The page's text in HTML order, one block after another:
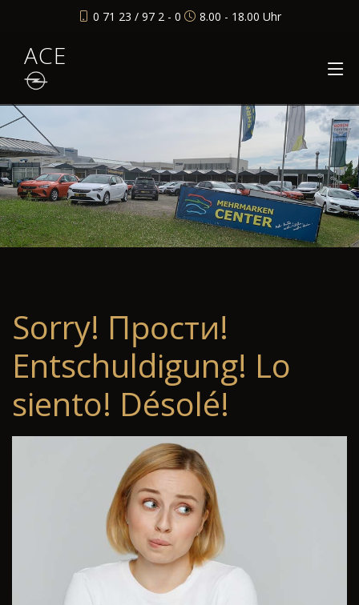
0 71 23 / 97 2 - 0 8.00 - 18.00 Uhr
ACE
Sorry! Прости!
Entschuldigung! Lo
siento! Désolé!